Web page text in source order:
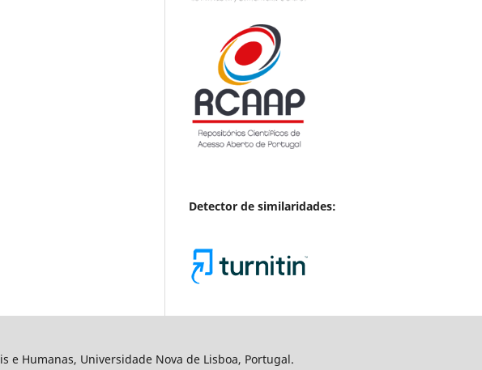
Detector de similaridades:
e Humanas, Universidade Nova de Lisboa, Portugal.